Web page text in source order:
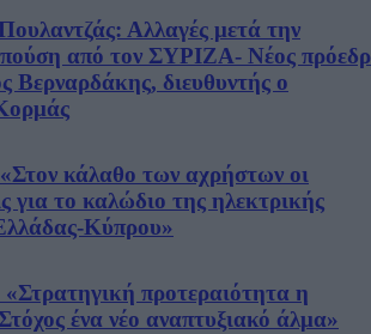
Αλλαγές μετά την
από τον ΣΥΡΙΖΑ- Νέος
Βερναρδάκης, διευθυντής ο
κάλαθο των αχρήστων οι
για το καλώδιο της ηλεκτρικής
Κύπρου»
προτεραιότητα η
ένα νέο αναπτυξιακό άλμα»